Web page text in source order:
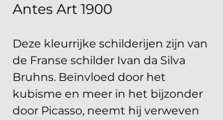
Antes Art 1900
Deze kleurrijke schilderijen zijn van
de Franse schilder Ivan da Silva
Bruhns. Beïnvloed door het
kubisme en meer in het bijzonder
door Picasso, neemt hij verweven